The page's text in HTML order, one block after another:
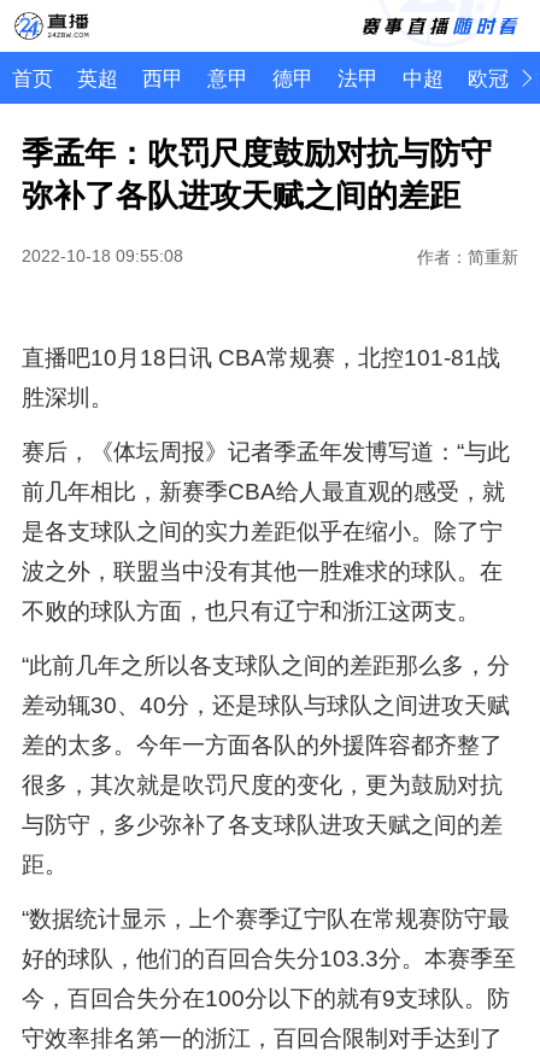
首页 英超 西甲 意甲 德甲 法甲 中超 欧冠
季孟年：吹罚尺度鼓励对抗与防守
弥补了各队进攻天赋之间的差距
2022-10-18 09:55:08 作者：简重新
直播吧10月18日讯 CBA常规赛，北控101-81战
胜深圳。
赛后，《体坛周报》记者季孟年发博写道：“与此
前几年相比，新赛季CBA给人最直观的感受，就
是各支球队之间的实力差距似乎在缩小。除了宁
波之外，联盟当中没有其他一胜难求的球队。在
不败的球队方面，也只有辽宁和浙江这两支。
“此前几年之所以各支球队之间的差距那么多，分
差动辄30、40分，还是球队与球队之间进攻天赋
差的太多。今年一方面各队的外援阵容都齐整了
很多，其次就是吹罚尺度的变化，更为鼓励对抗
与防守，多少弥补了各支球队进攻天赋之间的差
距。
“数据统计显示，上个赛季辽宁队在常规赛防守最
好的球队，他们的百回合失分103.3分。本赛季至
今，百回合失分在100分以下的就有9支球队。防
守效率排名第一的浙江，百回合限制对手达到了